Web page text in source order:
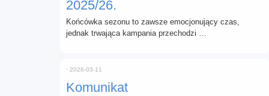
2025/26.
Końcówka sezonu to zawsze emocjonujący czas,
jednak trwająca kampania przechodzi …
Komunikat
⋅ 2026-03-11